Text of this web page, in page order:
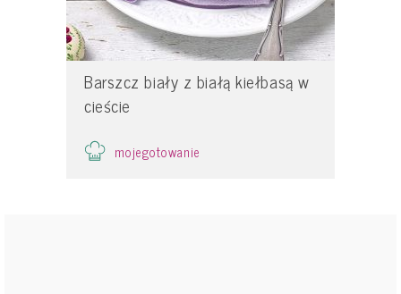
Barszcz biały z białą kiełbasą w
cieście
mojegotowanie